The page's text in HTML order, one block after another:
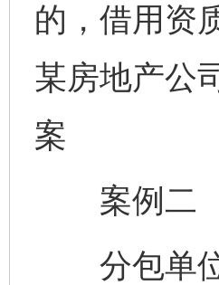
的，借用资
某房地产公
案
案例二
分包单位